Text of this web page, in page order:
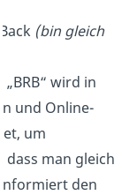
(bin gleich
wird in
und Online-
um
dass man gleich
informiert den